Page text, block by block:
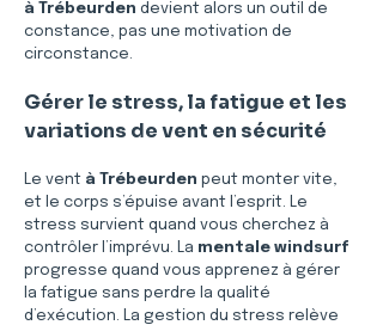
à Trébeurden devient alors un outil de
constance, pas une motivation de
circonstance.
Gérer le stress, la fatigue et les
variations de vent en sécurité
Le vent à Trébeurden peut monter vite,
et le corps s’épuise avant l’esprit. Le
stress survient quand vous cherchez à
contrôler l’imprévu. La mentale windsurf
progresse quand vous apprenez à gérer
la fatigue sans perdre la qualité
d’exécution. La gestion du stress relève